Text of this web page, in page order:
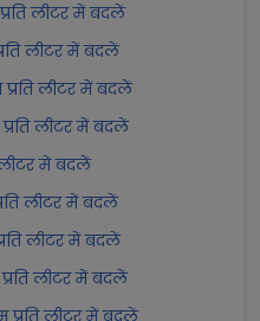
प्रति लीटर में बदलें
लीटर में बदलें
प्रति लीटर में बदलें
प्रति लीटर में बदलें
लीटर में बदलें
लीटर में बदलें
लीटर में बदलें
प्रति लीटर में बदलें
प्रति लीटर में बदलें